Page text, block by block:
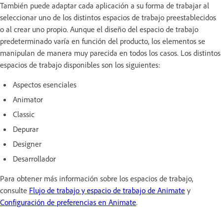
También puede adaptar cada aplicación a su forma de trabajar al
seleccionar uno de los distintos espacios de trabajo preestablecidos
o al crear uno propio. Aunque el diseño del espacio de trabajo
predeterminado varía en función del producto, los elementos se
manipulan de manera muy parecida en todos los casos. Los distintos
espacios de trabajo disponibles son los siguientes:
Aspectos esenciales
Animator
Classic
Depurar
Designer
Desarrollador
Para obtener más información sobre los espacios de trabajo,
consulte Flujo de trabajo y espacio de trabajo de Animate y
Configuración de preferencias en Animate.